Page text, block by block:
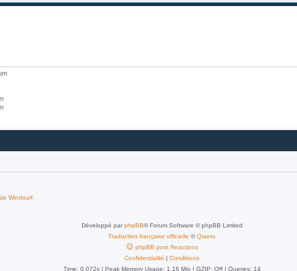
Windsurf
Développé parphpBB® Forum Software © phpBB Limited
Traduction française officielle ©Qiaeru
phpBB post Reactions
Confidentialité | Conditions
Time: 0.072s| Peak Memory Usage: 1.16 Mio | GZIP: Off | Queries: 14